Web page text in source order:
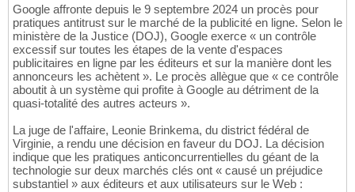
Google affronte depuis le 9 septembre 2024 un procès pour
pratiques antitrust sur le marché de la publicité en ligne. Selon le
ministère de la Justice (DOJ), Google exerce « un contrôle
excessif sur toutes les étapes de la vente d'espaces
publicitaires en ligne par les éditeurs et sur la manière dont les
annonceurs les achètent ». Le procès allègue que « ce contrôle
aboutit à un système qui profite à Google au détriment de la
quasi-totalité des autres acteurs ».
La juge de l'affaire, Leonie Brinkema, du district fédéral de
Virginie, a rendu une décision en faveur du DOJ. La décision
indique que les pratiques anticoncurrentielles du géant de la
technologie sur deux marchés clés ont « causé un préjudice
substantiel » aux éditeurs et aux utilisateurs sur le Web :